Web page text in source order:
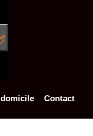
Contact